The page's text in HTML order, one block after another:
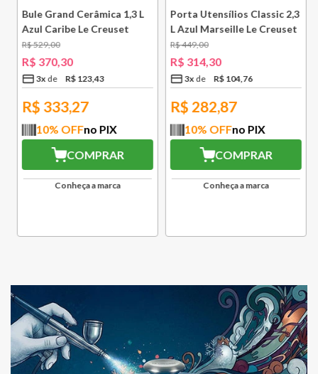
Bule Grand Cerâmica 1,3 L
Azul Caribe Le Creuset
R$529,00
R$ 370,30
3x R$123,43
R$ 333,27
10% OFFno PIX
COMPRAR
Conheça a marca
Porta Utensílios Classic 2,3
L Azul Marseille Le Creuset
R$449,00
R$ 314,30
3x R$104,76
R$ 282,87
10% OFFno PIX
COMPRAR
Conheça a marca